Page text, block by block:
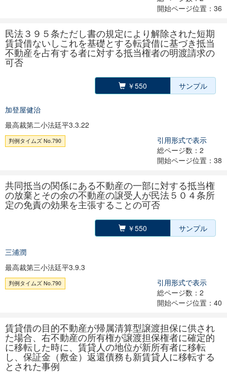
開始ページ位置：36
民法３９５条ただし書の規定により解除された短期
賃貸借ないしこれを基礎とする転貸借に基づき抵当
不動産を占有する者に対する抵当権者の明渡請求の
可否
￥550 サンプル
加登屋健治
最高裁第二小法廷平3.3.22
判例タイムズ No.790
引用形式で表示
総ページ数：2
開始ページ位置：38
共同抵当の関係にある不動産の一部に対する抵当権
の放棄とその余の不動産の譲受人が民法５０４条所
定の免責の効果を主張することの可否
￥550 サンプル
三浦潤
最高裁第三小法廷平3.9.3
判例タイムズ No.790
引用形式で表示
総ページ数：2
開始ページ位置：40
賃貸借の目的不動産が帰属清算型譲渡担保に供され
た場合、右不動産の所有権が譲渡担保権者に確定的
に移転した時に、賃貸人の地位が新所有者に移転
し、保証金（敷金）返還債務も新賃貸人に移転する
とされた事例